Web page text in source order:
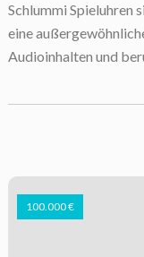
Schlummi Spieluhren
eine
Audioinhalten und
100.000 €